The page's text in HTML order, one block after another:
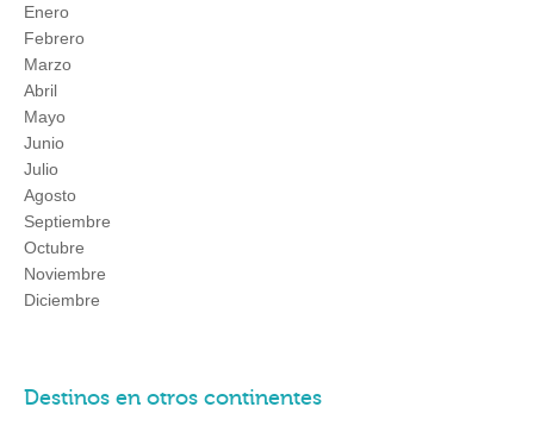
Enero
Febrero
Marzo
Abril
Mayo
Junio
Julio
Agosto
Septiembre
Octubre
Noviembre
Diciembre
Destinos en otros continentes